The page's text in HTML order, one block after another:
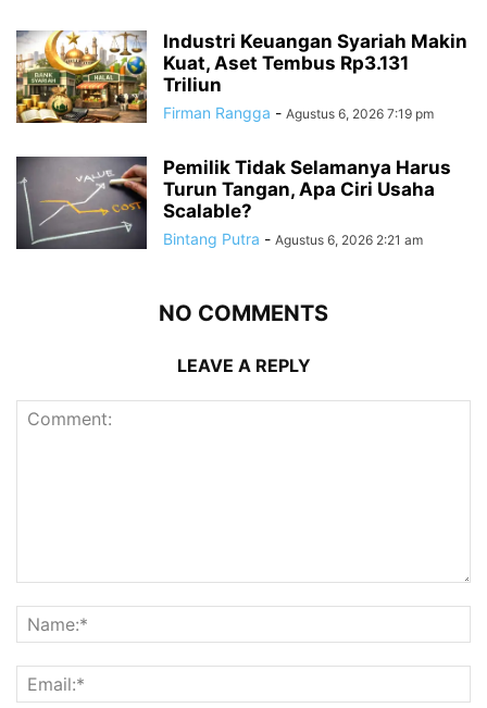
Industri Keuangan Syariah Makin
Kuat, Aset Tembus Rp3.131
Triliun
Firman Rangga - Agustus 6, 2026 7:19 pm
Pemilik Tidak Selamanya Harus
Turun Tangan, Apa Ciri Usaha
Scalable?
Bintang Putra - Agustus 6, 2026 2:21 am
NO COMMENTS
LEAVE A REPLY